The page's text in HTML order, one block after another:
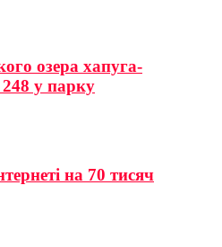
озера хапуга-
у парку
на 70 тисяч